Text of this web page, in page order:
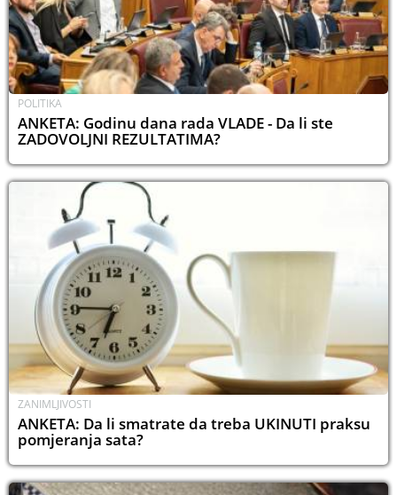
POLITIKA
ANKETA: Godinu dana rada VLADE - Da li ste
ZADOVOLJNI REZULTATIMA?
ZANIMLJIVOSTI
ANKETA: Da li smatrate da treba UKINUTI praksu
pomjeranja sata?